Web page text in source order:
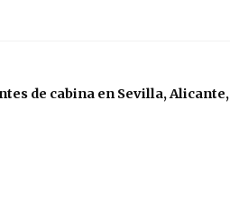
de cabina en Sevilla, Alicante,